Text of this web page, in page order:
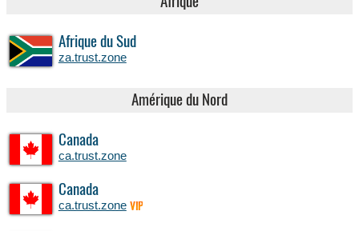
Afrique
Afrique du Sud
za.trust.zone
Amérique du Nord
Canada
ca.trust.zone
Canada
ca.trust.zone VIP